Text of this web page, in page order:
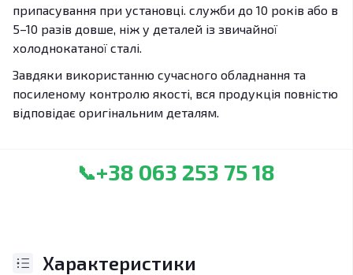
припасування при установці. служби до 10 років або в
5–10 разів довше, ніж у деталей із звичайної
холоднокатаної сталі.
Завдяки використанню сучасного обладнання та
посиленому контролю якості, вся продукція повністю
відповідає оригінальним деталям.
📞+38 063 253 75 18
Характеристики